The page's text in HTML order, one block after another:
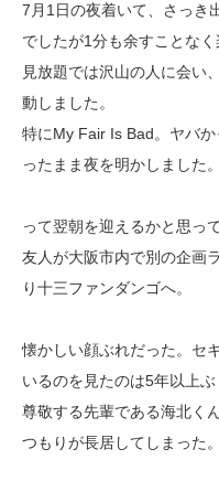
7月1日の夜着いて、さっき
でしたが1分も余すことなく
見放題では沢山の人に会い
動しました。
特にMy Fair Is Bad。ヤバ
ったまま夜を明かしました。
って翌朝を迎えるかと思っ
友人が大阪市内で別の企画
り十三ファンダンゴへ。
懐かしい顔ぶれだった。セ
いるのを見たのは5年以上ぶ
尊敬する先輩である海北く
つもりが長居してしまった